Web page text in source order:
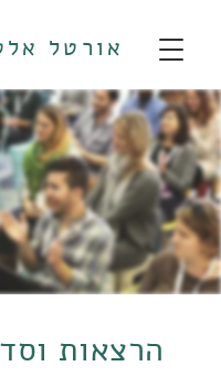
אורטל
הרצאות